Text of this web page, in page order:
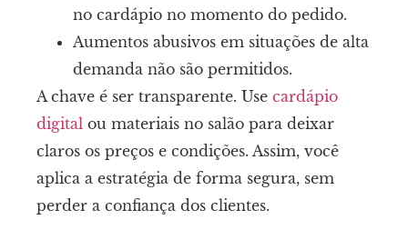
no cardápio no momento do pedido.
Aumentos abusivos em situações de alta
demanda não são permitidos.
A chave é ser transparente. Use cardápio
digital ou materiais no salão para deixar
claros os preços e condições. Assim, você
aplica a estratégia de forma segura, sem
perder a confiança dos clientes.